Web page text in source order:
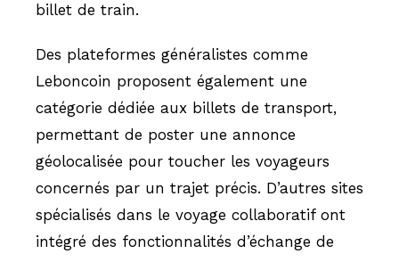
billet de train.
Des plateformes généralistes comme
Leboncoin proposent également une
catégorie dédiée aux billets de transport,
permettant de poster une annonce
géolocalisée pour toucher les voyageurs
concernés par un trajet précis. D’autres sites
spécialisés dans le voyage collaboratif ont
intégré des fonctionnalités d’échange de